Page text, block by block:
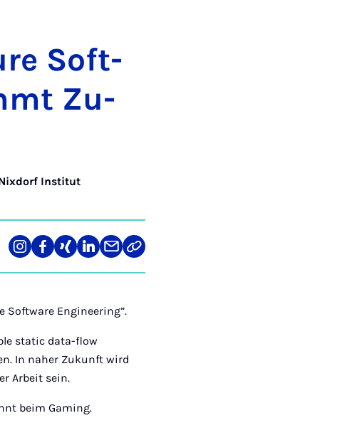
Soft­
Zu­
Institut
Teilen
auf
Teilen
auf
Teilen
auf
Teilen
auf
Teilen
über
Mail
Link
kopieren
Software Engineering”.
static data-flow
In naher Zukunft wird
Arbeit sein.
beim Gaming.